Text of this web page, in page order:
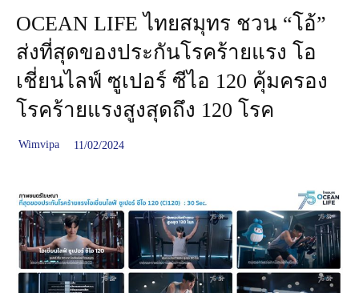
OCEAN LIFE ไทยสมุทร ชวน “โอ้”
ส่งที่สุดของประกันโรคร้ายแรง โอ
เชี่ยนไลฟ์ ซูเปอร์ ซีไอ 120 คุ้มครอง
โรคร้ายแรงสูงสุดถึง 120 โรค
Wimvipa 11/02/2024